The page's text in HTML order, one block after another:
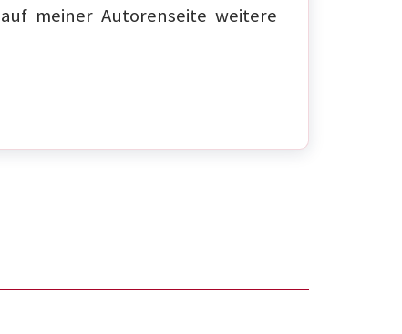
meiner Autorenseite weitere